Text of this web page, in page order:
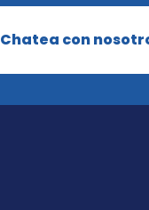
Chatea con